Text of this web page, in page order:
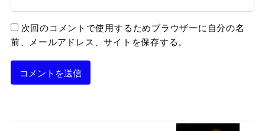
次回のコメントで使用するためブラウザーに自分の名
前、メールアドレス、サイトを保存する。